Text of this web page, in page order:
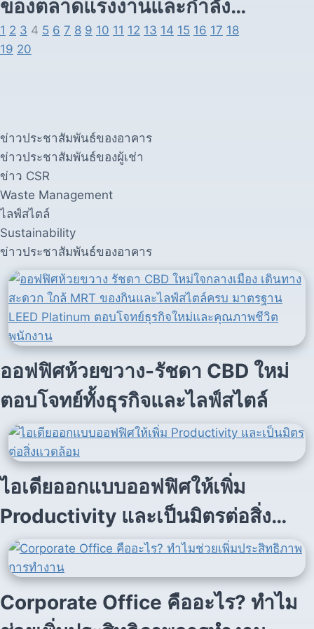
ของตลาดแรงงานและกำลัง
ซื้อปี 2026
1 2 3 4 5 6 7 8 9 10 11 12 13 14 15 16 17 18
19 20
ข่าวประชาสัมพันธ์ของอาคาร
ข่าวประชาสัมพันธ์ของผู้เช่า
ข่าว CSR
Waste Management
ไลฟ์สไตล์
Sustainability
ข่าวประชาสัมพันธ์ของอาคาร
ออฟฟิศห้วยขวาง-รัชดา CBD ใหม่
ตอบโจทย์ทั้งธุรกิจและไลฟ์สไตล์
ไอเดียออกแบบออฟฟิศให้เพิ่ม
Productivity และเป็นมิตรต่อสิ่ง
แวดล้อม
Corporate Office คืออะไร? ทำไม